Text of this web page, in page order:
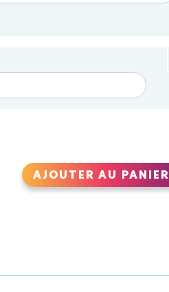
AJOUTER AU PANIER